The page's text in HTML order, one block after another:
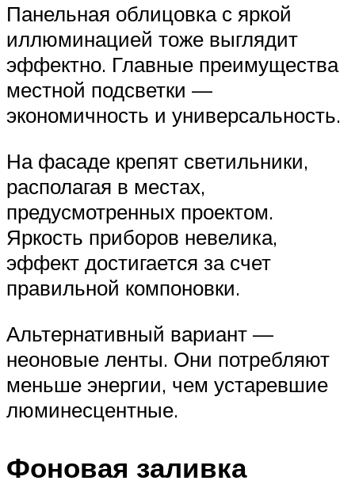
Панельная облицовка с яркой
иллюминацией тоже выглядит
эффектно. Главные преимущества
местной подсветки —
экономичность и универсальность.
На фасаде крепят светильники,
располагая в местах,
предусмотренных проектом.
Яркость приборов невелика,
эффект достигается за счет
правильной компоновки.
Альтернативный вариант —
неоновые ленты. Они потребляют
меньше энергии, чем устаревшие
люминесцентные.
Фоновая заливка